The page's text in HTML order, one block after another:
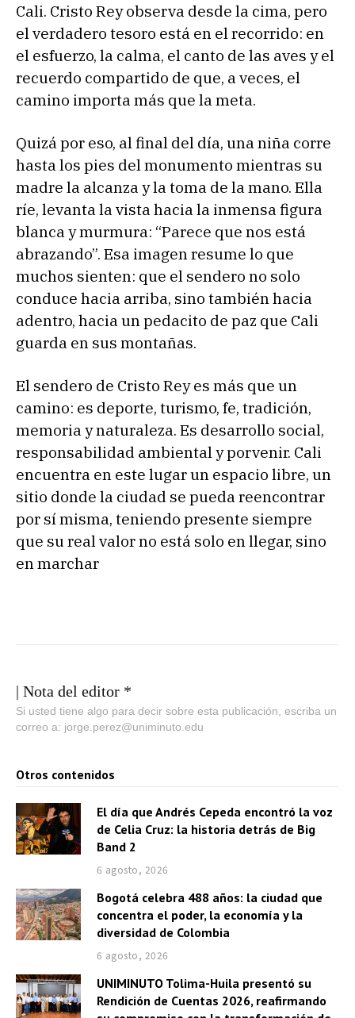
Cali. Cristo Rey observa desde la cima, pero
el verdadero tesoro está en el recorrido: en
el esfuerzo, la calma, el canto de las aves y el
recuerdo compartido de que, a veces, el
camino importa más que la meta.
Quizá por eso, al final del día, una niña corre
hasta los pies del monumento mientras su
madre la alcanza y la toma de la mano. Ella
ríe, levanta la vista hacia la inmensa figura
blanca y murmura: “Parece que nos está
abrazando”. Esa imagen resume lo que
muchos sienten: que el sendero no solo
conduce hacia arriba, sino también hacia
adentro, hacia un pedacito de paz que Cali
guarda en sus montañas.
El sendero de Cristo Rey es más que un
camino: es deporte, turismo, fe, tradición,
memoria y naturaleza. Es desarrollo social,
responsabilidad ambiental y porvenir. Cali
encuentra en este lugar un espacio libre, un
sitio donde la ciudad se pueda reencontrar
por sí misma, teniendo presente siempre
que su real valor no está solo en llegar, sino
en marchar
| Nota del editor *
Si usted tiene algo para decir sobre esta publicación, escriba un
correo a: jorge.perez@uniminuto.edu
Otros contenidos
El día que Andrés Cepeda encontró la voz
de Celia Cruz: la historia detrás de Big
Band 2
6 agosto, 2026
Bogotá celebra 488 años: la ciudad que
concentra el poder, la economía y la
diversidad de Colombia
6 agosto, 2026
UNIMINUTO Tolima-Huila presentó su
Rendición de Cuentas 2026, reafirmando